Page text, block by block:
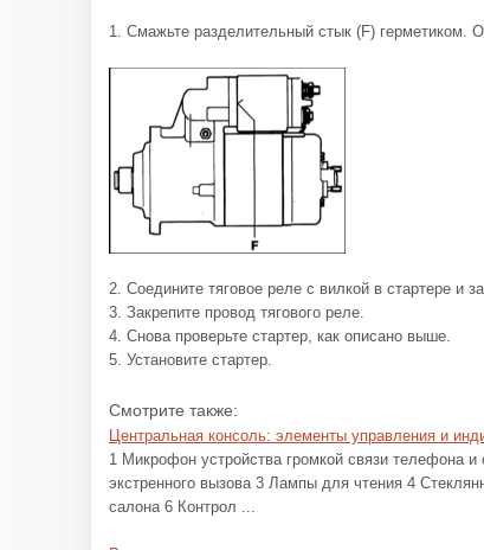
1. Смажьте разделительный стык (F) герметиком.
2. Соедините тяговое реле с вилкой в стартере и
3. Закрепите провод тягового реле.
4. Снова проверьте стартер, как описано выше.
5. Установите стартер.
Смотрите также:
Центральная консоль: элементы управления и
1 Микрофон устройства громкой связи телефона
экстренного вызова 3 Лампы для чтения 4
салона 6 Контрол ...